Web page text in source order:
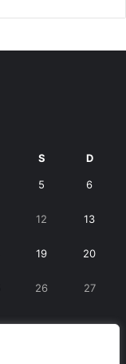
S D
5 6
12 13
19 20
26 27